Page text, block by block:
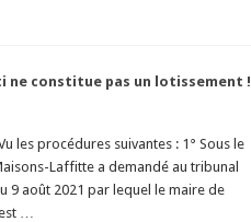
ne constitue pas un lotissement !
les procédures suivantes : 1° Sous le
Laffitte a demandé au tribunal
9 août 2021 par lequel le maire de
…